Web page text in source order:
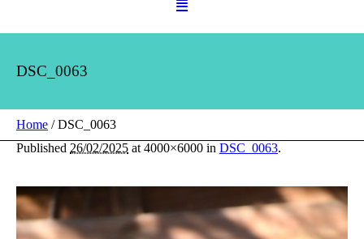
DSC_0063
Home /DSC_0063
Published 26/02/2025 at 4000×6000 in DSC_0063.